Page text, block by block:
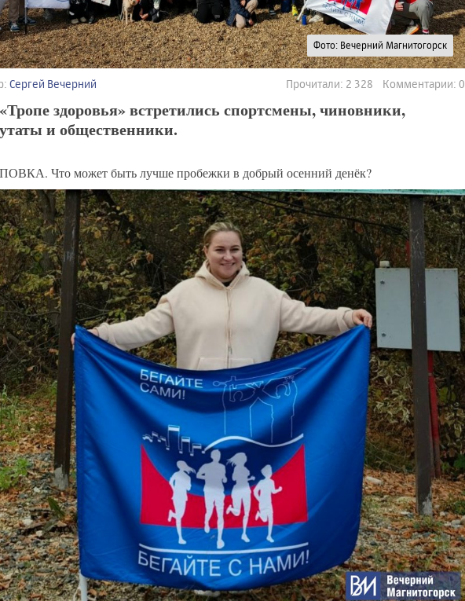
Фото: Вечерний Магнитогорск
Сергей Вечерний Прочитали: 2 328 Комментарии: 0
здоровья» встретились спортсмены, чиновники,
и общественники.
Что может быть лучше пробежки в добрый осенний денёк?